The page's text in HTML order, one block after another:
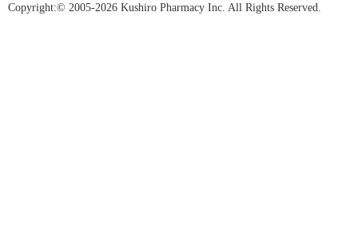
Copyright:© 2005-2026 Kushiro Pharmacy Inc. All Rights Reserved.